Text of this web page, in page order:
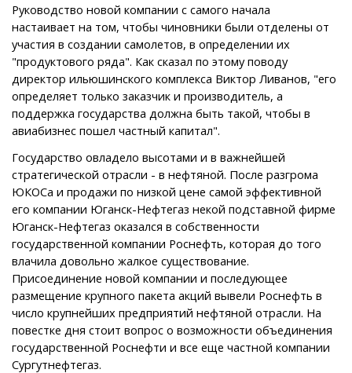
Руководство новой компании с самого начала
настаивает на том, чтобы чиновники были отделены от
участия в создании самолетов, в определении их
"продуктового ряда". Как сказал по этому поводу
директор ильюшинского комплекса Виктор Ливанов, "его
определяет только заказчик и производитель, а
поддержка государства должна быть такой, чтобы в
авиабизнес пошел частный капитал".
Государство овладело высотами и в важнейшей
стратегической отрасли - в нефтяной. После разгрома
ЮКОСа и продажи по низкой цене самой эффективной
его компании Юганск-Нефтегаз некой подставной фирме
Юганск-Нефтегаз оказался в собственности
государственной компании Роснефть, которая до того
влачила довольно жалкое существование.
Присоединение новой компании и последующее
размещение крупного пакета акций вывели Роснефть в
число крупнейших предприятий нефтяной отрасли. На
повестке дня стоит вопрос о возможности объединения
государственной Роснефти и все еще частной компании
Сургутнефтегаз.